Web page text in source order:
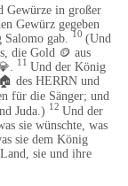
Gewürze in großer
Gewürz gegeben
gab.
10 (Und
die Gold 🪙 aus
11Und der König
🏠 des HERRN und
für die Sänger; und
Juda.) 12Und der
sie wünschte, was
sie dem König
sie und ihre